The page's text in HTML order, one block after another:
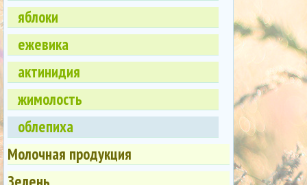
яблоки
ежевика
актинидия
жимолость
облепиха
Молочная продукция